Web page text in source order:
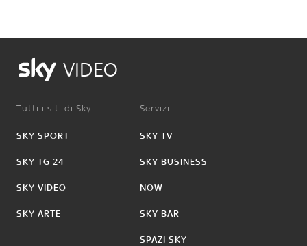
VIDEO
Tutti i siti di Sky:
SKY SPORT
SKY TG 24
SKY VIDEO
SKY ARTE
Servizi:
SKY TV
SKY BUSINESS
NOW
SKY BAR
SPAZI SKY